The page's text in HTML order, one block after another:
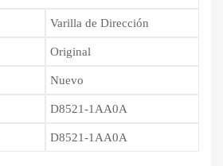
Varilla de Dirección
Original
Nuevo
D8521-1AA0A
D8521-1AA0A